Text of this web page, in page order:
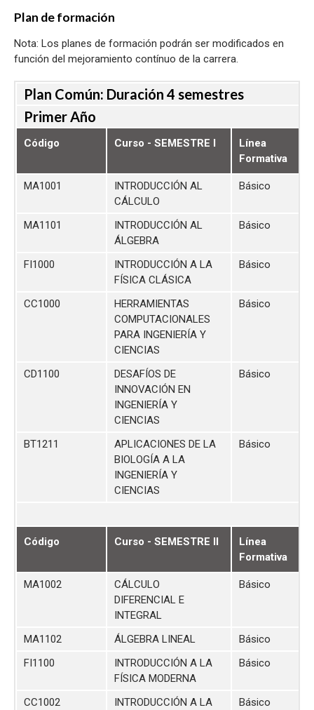
Plan de formación
Nota: Los planes de formación podrán ser modificados en
función del mejoramiento contínuo de la carrera.
Plan Común: Duración 4 semestres
Primer Año
Código Curso - SEMESTRE I
Línea
Formativa
MA1001
INTRODUCCIÓN AL
CÁLCULO
Básico
MA1101
INTRODUCCIÓN AL
ÁLGEBRA
Básico
FI1000
INTRODUCCIÓN A LA
FÍSICA CLÁSICA
Básico
CC1000
HERRAMIENTAS
COMPUTACIONALES
PARA INGENIERÍA Y
CIENCIAS
Básico
CD1100
DESAFÍOS DE
INNOVACIÓN EN
INGENIERÍA Y
CIENCIAS
Básico
BT1211
APLICACIONES DE LA
BIOLOGÍA A LA
INGENIERÍA Y
CIENCIAS
Básico
Código Curso - SEMESTRE II
Línea
Formativa
MA1002
CÁLCULO
DIFERENCIAL E
INTEGRAL
Básico
MA1102 ÁLGEBRA LINEAL
Básico
FI1100
INTRODUCCIÓN A LA
FÍSICA MODERNA
Básico
CC1002
INTRODUCCIÓN A LA
Básico